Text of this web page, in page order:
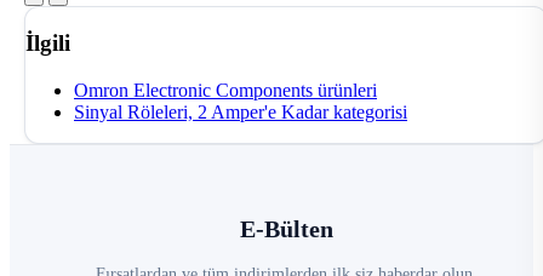
İlgili
Omron Electronic Components ürünleri
Sinyal Röleleri, 2 Amper'e Kadar kategorisi
E-Bülten